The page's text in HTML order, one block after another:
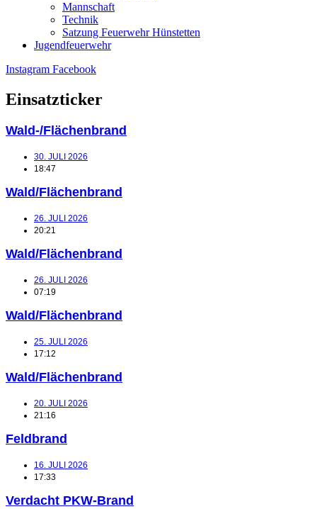
Mannschaft
Technik
Satzung Feuerwehr Hünstetten
Jugendfeuerwehr
Instagram Facebook
Einsatzticker
Wald-/Flächenbrand
30. JULI 2026
18:47
Wald/Flächenbrand
26. JULI 2026
20:21
Wald/Flächenbrand
26. JULI 2026
07:19
Wald/Flächenbrand
25. JULI 2026
17:12
Wald/Flächenbrand
20. JULI 2026
21:16
Feldbrand
16. JULI 2026
17:33
Verdacht PKW-Brand